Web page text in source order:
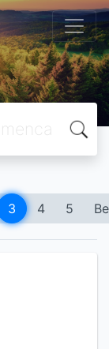
3 4 5